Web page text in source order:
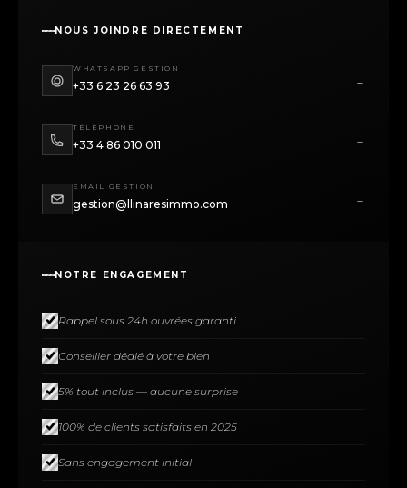
NOUS JOINDRE DIRECTEMENT
WHATSAPP GESTION
+33 6 23 26 63 93 →
TÉLÉPHONE
+33 4 86 010 011 →
EMAIL GESTION
gestion@llinaresimmo.com →
NOTRE ENGAGEMENT
Rappel sous 24h ouvrées garanti
Conseiller dédié à votre bien
5% tout inclus — aucune surprise
100% de clients satisfaits en 2025
Sans engagement initial